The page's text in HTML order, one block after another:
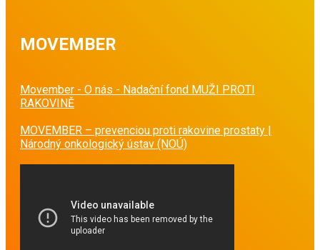
MOVEMBER
Movember - O nás - Nadační fond MUŽI PROTI
RAKOVINĚ
MOVEMBER – prevenciou proti rakovine prostaty |
Národný onkologický ústav (NOÚ)